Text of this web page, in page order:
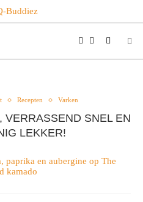
Recepten Varken
VERRASSEND SNEL EN
LEKKER!